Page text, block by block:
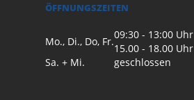
ÖFFNUNGSZEITEN
Mo., Di., Do, Fr.
09:30 - 13:00 Uhr
15.00 - 18.00 Uhr
Sa. + Mi.
geschlossen